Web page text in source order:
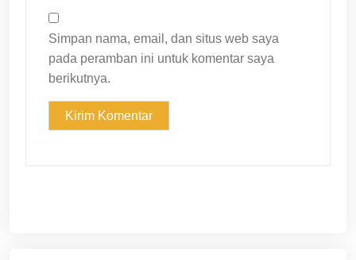
Simpan nama, email, dan situs web saya
pada peramban ini untuk komentar saya
berikutnya.